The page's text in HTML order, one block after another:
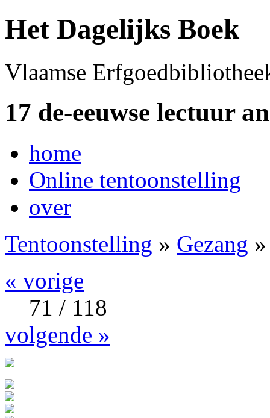
Het Dagelijks Boek
Vlaamse
17 de-eeuwse lectuur
home
Online tentoonstelling
over
Tentoonstelling » Gezang
« vorige
71 / 118
volgende »